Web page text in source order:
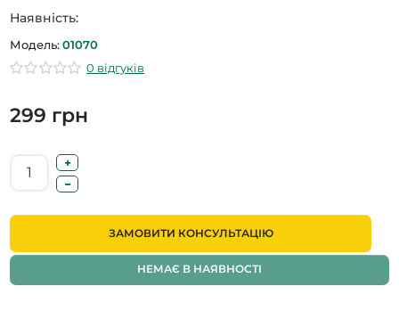
Наявність:
Модель: 01070
0 відгуків
299 грн
ЗАМОВИТИ КОНСУЛЬТАЦІЮ
НЕМАЄ В НАЯВНОСТІ